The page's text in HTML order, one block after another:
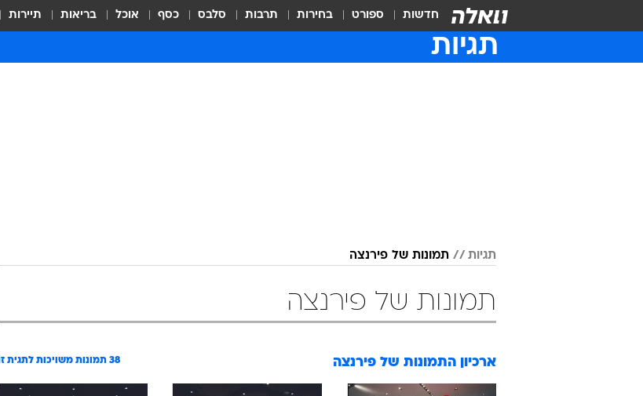
חדשות ספורט בחירות תרבות סלבס כסף אוכל בריאות תיירות
תגיות
תגיות תמונות של פירנצה
תמונות של פירנצה
ארכיון התמונות של פירנצה 38 תמונות משויכות לתגית זו